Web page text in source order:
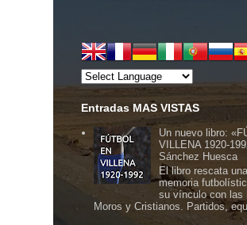
Entradas MAS VISTAS
Un nuevo libro:
VILLENA 1920-
Sánchez Huesca
El libro rescata
memoria
su vínculo con las
Moros y Cristianos. Partidos,